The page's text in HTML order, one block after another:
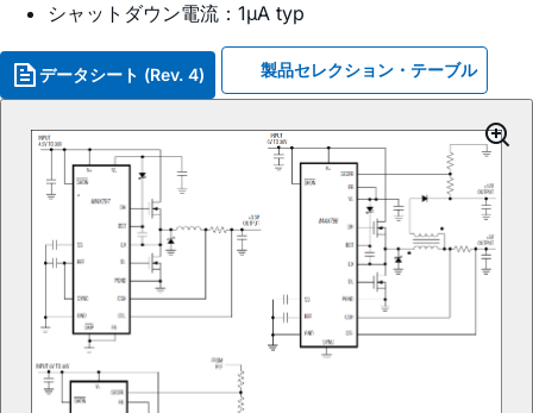
シャットダウン電流：1µA typ
データシート (Rev. 4) 製品セレクション・テーブル